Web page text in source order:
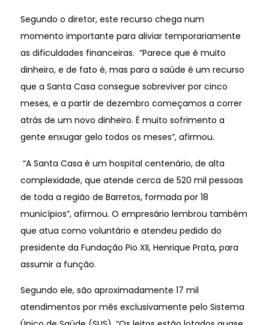
Segundo o diretor, este recurso chega num
momento importante para aliviar temporariamente
as dificuldades financeiras. “Parece que é muito
dinheiro, e de fato é, mas para a saúde é um recurso
que a Santa Casa consegue sobreviver por cinco
meses, e a partir de dezembro começamos a correr
atrás de um novo dinheiro. É muito sofrimento a
gente enxugar gelo todos os meses”, afirmou.
“A Santa Casa é um hospital centenário, de alta
complexidade, que atende cerca de 520 mil pessoas
de toda a região de Barretos, formada por 18
municípios”, afirmou. O empresário lembrou também
que atua como voluntário e atendeu pedido do
presidente da Fundação Pio XII, Henrique Prata, para
assumir a função.
Segundo ele, são aproximadamente 17 mil
atendimentos por mês exclusivamente pelo Sistema